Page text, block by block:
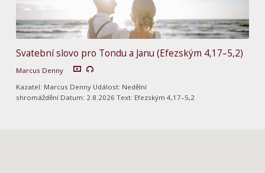
Svatební slovo pro Tondu a Janu (Efezským 4,17–5,2)
Marcus Denny
Kazatel: Marcus Denny Událost: Nedělní
shromáždění Datum: 2.8.2026 Text: Efezským 4,17–5,2